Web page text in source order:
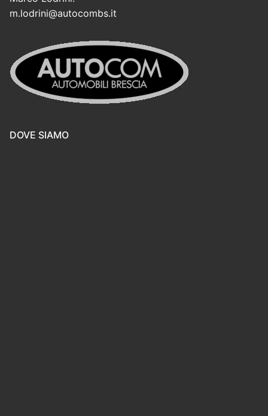
m.lodrini@autocombs.it
DOVE SIAMO